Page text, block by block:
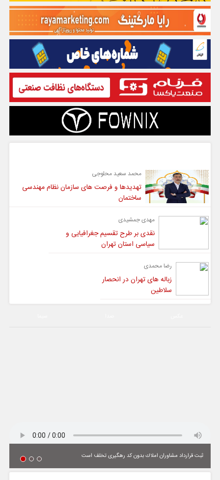
محمد سعید محلوجی
تهدیدها و فرصت های سازمان نظام مهندسی
ساختمان
مهدی جمشیدی
نقدی بر طرح تقسیم جغرافیایی و
سیاسی استان تهران
رضا محمدی
زباله های تهران در انحصار
سلاطین
ثبت قرارداد مشاوران املاك بدون كد رهگیری تخلف است